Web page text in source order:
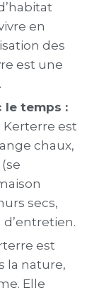
en
des
est une
temps :
Kerterre est
chaux,
secs,
est
la nature,
Elle